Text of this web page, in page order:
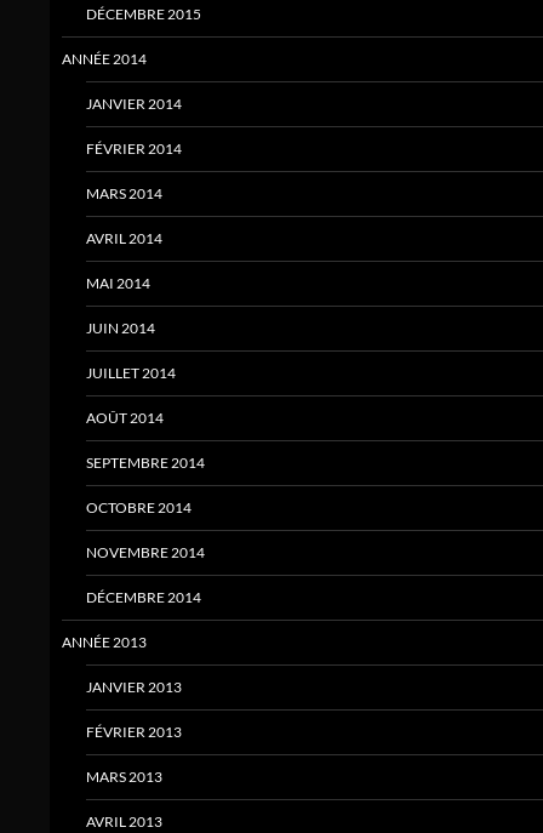
DÉCEMBRE 2015
ANNÉE 2014
JANVIER 2014
FÉVRIER 2014
MARS 2014
AVRIL 2014
MAI 2014
JUIN 2014
JUILLET 2014
AOÛT 2014
SEPTEMBRE 2014
OCTOBRE 2014
NOVEMBRE 2014
DÉCEMBRE 2014
ANNÉE 2013
JANVIER 2013
FÉVRIER 2013
MARS 2013
AVRIL 2013